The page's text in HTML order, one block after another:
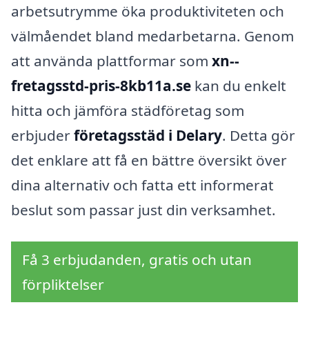
arbetsutrymme öka produktiviteten och
välmåendet bland medarbetarna. Genom
att använda plattformar som xn--
fretagsstd-pris-8kb11a.se kan du enkelt
hitta och jämföra städföretag som
erbjuderföretagsstäd i Delary. Detta gör
det enklare att få en bättre översikt över
dina alternativ och fatta ett informerat
beslut som passar just din verksamhet.
Få 3 erbjudanden, gratis och utan
förpliktelser